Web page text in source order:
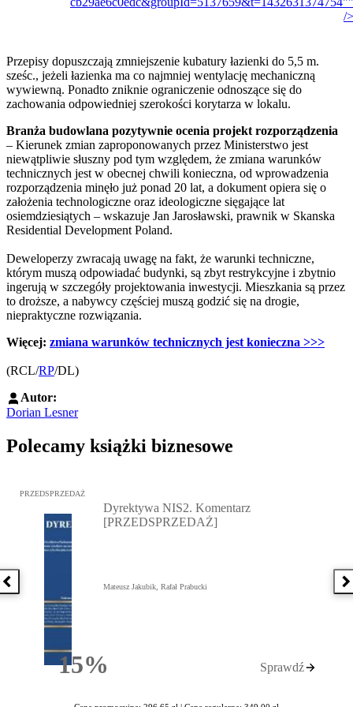
/>
Przepisy dopuszczają zmniejszenie kubatury łazienki do 5,5 m.
sześc., jeżeli łazienka ma co najmniej wentylację mechaniczną
wywiewną. Ponadto zniknie ograniczenie odnoszące się do
zachowania odpowiedniej szerokości korytarza w lokalu.
Branża budowlana pozytywnie ocenia projekt rozporządzenia
– Kierunek zmian zaproponowanych przez Ministerstwo jest
niewątpliwie słuszny pod tym względem, że zmiana warunków
technicznych jest w obecnej chwili konieczna, od wprowadzenia
rozporządzenia minęło już ponad 20 lat, a dokument opiera się o
założenia technologiczne oraz ideologiczne sięgające lat
osiemdziesiątych – wskazuje Jan Jarosławski, prawnik w Skanska
Residential Development Poland.
Deweloperzy zwracają uwagę na fakt, że warunki techniczne,
którym muszą odpowiadać budynki, są zbyt restrykcyjne i zbytnio
ingerują w szczegóły projektowania inwestycji. Mieszkania są przez
to droższe, a nabywcy częściej muszą godzić się na drogie,
niepraktyczne rozwiązania.
Więcej: zmiana warunków technicznych jest konieczna >>>
(RCL/RP/DL)
Autor:
Dorian Lesner
Polecamy książki biznesowe
Poprzednia książka
Przejdź do: Dyrektywa NIS2. Komentarz [PRZEDSPRZEDAŻ],
PRZEDSPRZEDAŻ
15%Rabatu
Dyrektywa NIS2. Komentarz
[PRZEDSPRZEDAŻ]
Mateusz Jakubik, Rafał Prabucki
Sprawdź